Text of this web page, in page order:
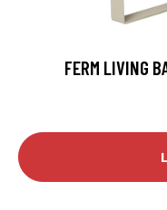
FERM LIVING